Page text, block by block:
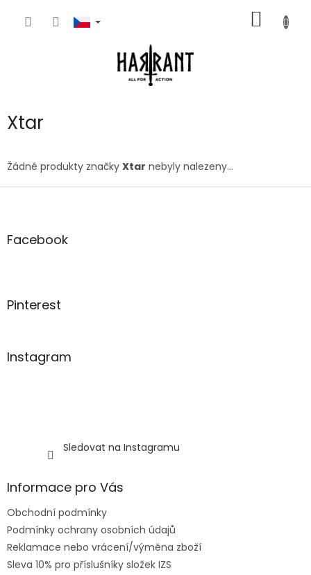
KOŠÍK
Xtar
Žádné produkty značky Xtar nebyly nalezeny...
Z
aFacebook
Pinterest
Instagram
Sledovat na Instagramu
Informace pro Vás
Obchodní podmínky
Podmínky ochrany osobních údajů
Reklamace nebo vrácení/výměna zboží
Sleva 10% pro příslušníky složek IZS